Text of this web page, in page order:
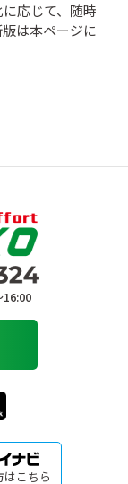
応じて、随時
は本ページに
はこちら